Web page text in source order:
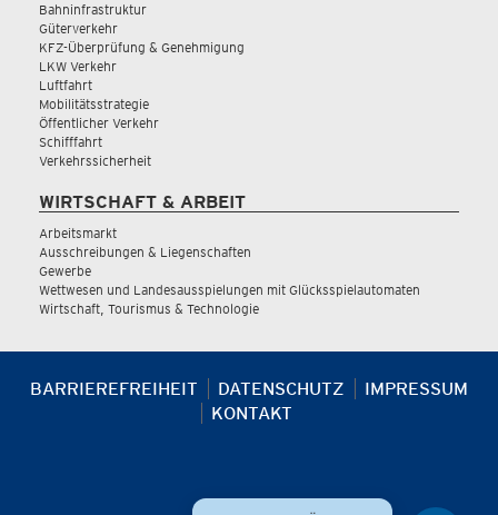
Bahninfrastruktur
Güterverkehr
KFZ-Überprüfung & Genehmigung
LKW Verkehr
Luftfahrt
Mobilitätsstrategie
Öffentlicher Verkehr
Schifffahrt
Verkehrssicherheit
WIRTSCHAFT & ARBEIT
Arbeitsmarkt
Ausschreibungen & Liegenschaften
Gewerbe
Wettwesen und Landesausspielungen mit Glücksspielautomaten
Wirtschaft, Tourismus & Technologie
BARRIEREFREIHEIT DATENSCHUTZ
IMPRESSUM
KONTAKT